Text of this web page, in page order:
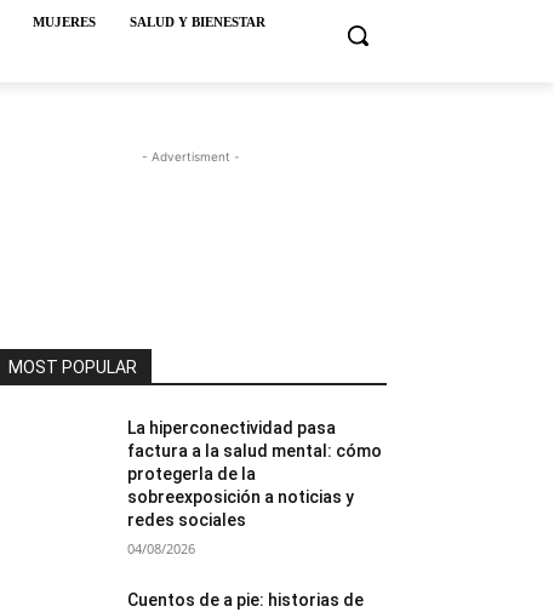
MUJERES
SALUD Y BIENESTAR
- Advertisment -
MOST POPULAR
La hiperconectividad pasa
factura a la salud mental: cómo
protegerla de la
sobreexposición a noticias y
redes sociales
04/08/2026
Cuentos de a pie: historias de